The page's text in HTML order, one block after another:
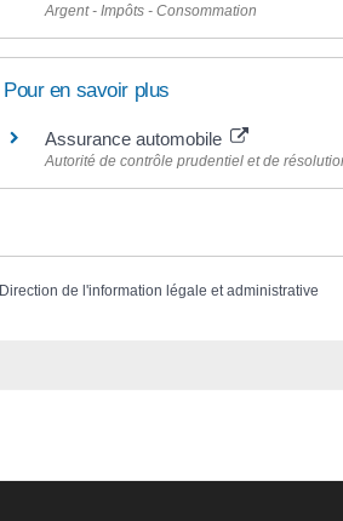
Argent - Impôts - Consommation
Pour en savoir plus
Assurance automobile
Autorité de contrôle prudentiel et de
Direction de l'information légale et administrative